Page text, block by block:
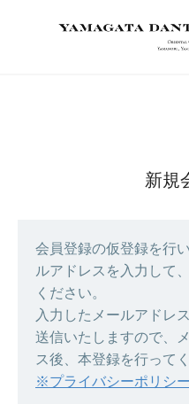
新規
会員登録の仮登録を行
ルアドレスを入力して
ください。
入力したメールアドレ
送信いたしますので、
ス後、本登録を行って
※プライバシーポリシー